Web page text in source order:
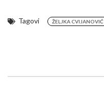
Tagovi ŽELJKA CVIJANOVIĆ